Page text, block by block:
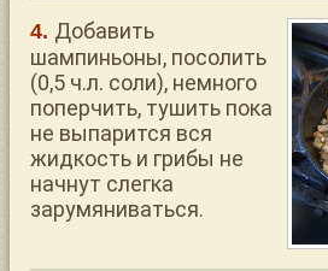
Добавить
шампиньоны, посолить
(0,5 ч.л. соли), немного
поперчить, тушить пока
не выпарится вся
жидкость и грибы не
начнут слегка
зарумяниваться.